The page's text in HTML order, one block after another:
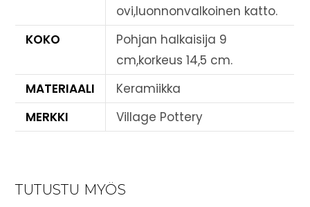
ovi,luonnonvalkoinen katto.
KOKO
Pohjan halkaisija 9
cm,korkeus 14,5 cm.
MATERIAALI
Keramiikka
MERKKI
Village Pottery
TUTUSTU MYÖS